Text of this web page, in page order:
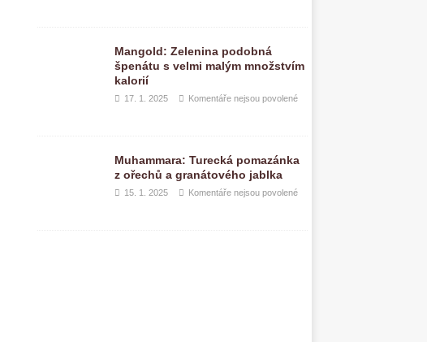
Mangold: Zelenina podobná
špenátu s velmi malým množstvím
kalorií
17. 1. 2025 Komentáře nejsou povolené
Muhammara: Turecká pomazánka
z ořechů a granátového jablka
15. 1. 2025 Komentáře nejsou povolené